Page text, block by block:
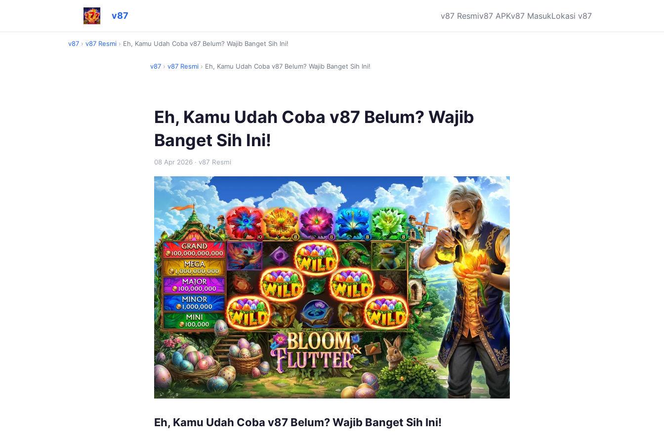
v87 v87 Resmiv87 APKv87 MasukLokasi v87
v87 › v87 Resmi › Eh, Kamu Udah Coba v87 Belum? Wajib Banget Sih Ini!
v87 › v87 Resmi › Eh, Kamu Udah Coba v87 Belum? Wajib Banget Sih Ini!
Eh, Kamu Udah Coba v87 Belum? Wajib
Banget Sih Ini!
08 Apr 2026 · v87 Resmi
Eh, Kamu Udah Coba v87 Belum? Wajib Banget Sih Ini!